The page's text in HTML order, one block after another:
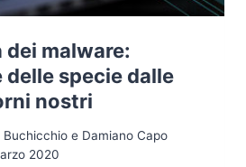
dei malware:
delle specie dalle
nostri
Buchicchio e Damiano Capo
2020